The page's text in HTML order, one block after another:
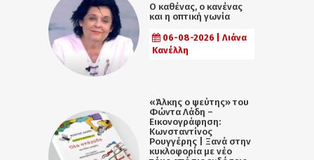
Ο καθένας, ο κανένας
και η οπτική γωνία
06-08-2026 | Λιάνα
Κανέλλη
«Άλκης ο ψεύτης» του
Φώντα Λάδη –
Εικονογράφηση:
Κωνσταντίνος
Ρουγγέρης | Ξανά στην
κυκλοφορία με νέο